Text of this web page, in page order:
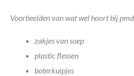
Voorbeelden van wat wel hoort bij
zakjes van soep
plastic flessen
boterkuipjes